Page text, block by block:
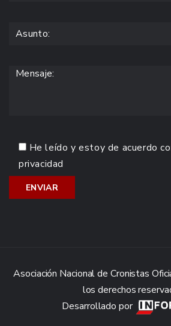
He leído y estoy de acuerdo
privacidad
Asociación Nacional de Cronistas
los derechos
Desarrollado por